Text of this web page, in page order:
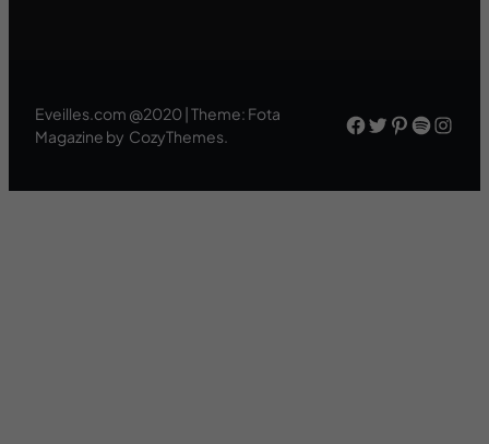
Eveilles.com @2020 | Theme: Fota
Magazine by CozyThemes.
Facebook
Twitter